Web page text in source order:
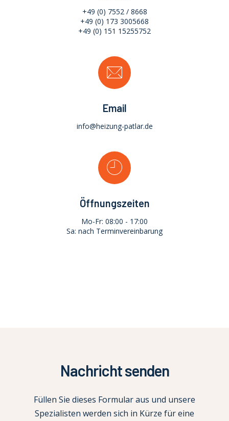
+49 (0) 7552 / 8668
+49 (0) 173 3005668
+49 (0) 151 15255752
Email
info@heizung-patlar.de
Öffnungszeiten
Mo-Fr: 08:00 - 17:00
Sa: nach Terminvereinbarung
Nachricht senden
Füllen Sie dieses Formular aus und unsere
Spezialisten werden sich in Kürze für eine